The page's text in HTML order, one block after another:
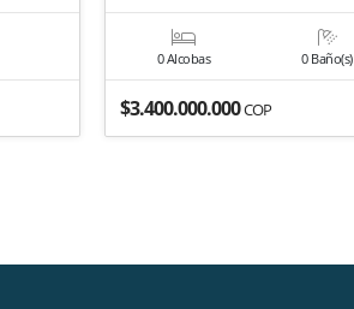
0 Alcobas 0 Baño(s)
$3.400.000.000COP